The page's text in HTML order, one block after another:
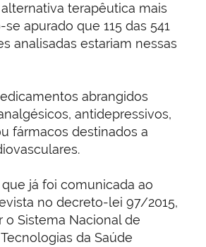
terapêutica mais
apurado que 115 das 541
analisadas estariam nessas
abrangidos
antidepressivos,
fármacos destinados a
já foi comunicada ao
no decreto-lei 97/2015,
o Sistema Nacional de
da Saúde